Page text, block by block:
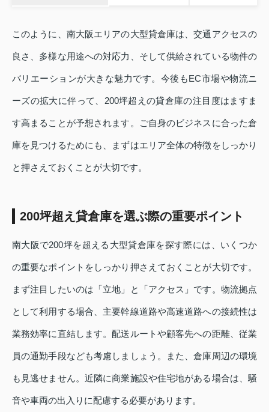
このように、南大阪エリアの大型貸倉庫は、交通アクセスの
良さ、多様な用途への対応力、そして供給されている物件の
バリエーションが大きな魅力です。今後もEC市場や物流ニ
ーズの拡大に伴って、200坪超えの貸倉庫の注目度はますま
す高まることが予想されます。ご自身のビジネスに合った倉
庫を見つけるためにも、まずはエリア全体の特徴をしっかり
と押さえておくことが大切です。
200坪超え貸倉庫を選ぶ際の重要ポイント
南大阪で200坪を超える大型貸倉庫を探す際には、いくつか
の重要なポイントをしっかり押さえておくことが大切です。
まず注目したいのは「立地」と「アクセス」です。物流拠点
として利用する場合、主要幹線道路や高速道路への接続性は
業務効率に直結します。配送ルートや顧客先への距離、従業
員の通勤手段なども考慮しましょう。また、倉庫周辺の環境
も見逃せません。近隣に商業施設や住宅地がある場合は、騒
音や車両の出入りに配慮する必要があります。